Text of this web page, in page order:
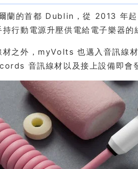
蘭的首都 Dublin，從 2013 年起
持行動電源升壓供電給電子樂器
材之外，myVolts 也邁入音訊線
音訊線材以及接上設備即會